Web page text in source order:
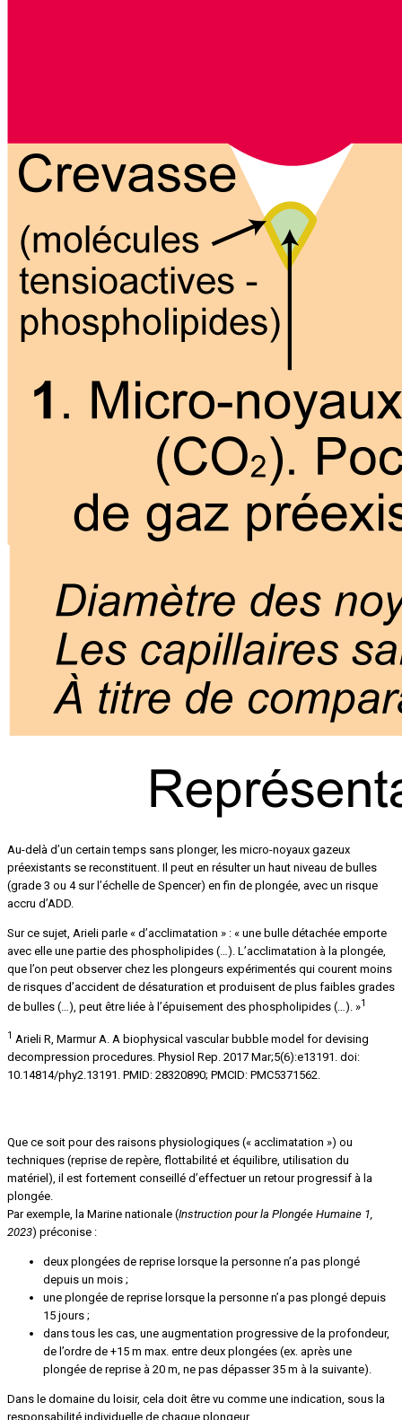
Au-delà d’un certain temps sans plonger, les micro-noyaux gazeux
préexistants se reconstituent. Il peut en résulter un haut niveau de bulles
(grade 3 ou 4 sur l’échelle de Spencer) en fin de plongée, avec un risque
accru d’ADD.
Sur ce sujet, Arieli parle « d’acclimatation » : « une bulle détachée emporte
avec elle une partie des phospholipides (…). L’acclimatation à la plongée,
que l’on peut observer chez les plongeurs expérimentés qui courent moins
de risques d’accident de désaturation et produisent de plus faibles grades
de bulles (…), peut être liée à l’épuisement des phospholipides (…). »1
1 Arieli R, Marmur A. A biophysical vascular bubble model for devising
decompression procedures. Physiol Rep. 2017 Mar;5(6):e13191. doi:
10.14814/phy2.13191. PMID: 28320890; PMCID: PMC5371562.
Que ce soit pour des raisons physiologiques (« acclimatation ») ou
techniques (reprise de repère, flottabilité et équilibre, utilisation du
matériel), il est fortement conseillé d’effectuer un retour progressif à la
plongée.
Par exemple, la Marine nationale (Instruction pour la Plongée Humaine 1,
2023) préconise :
deux plongées de reprise lorsque la personne n’a pas plongé
depuis un mois ;
une plongée de reprise lorsque la personne n’a pas plongé depuis
15 jours ;
dans tous les cas, une augmentation progressive de la profondeur,
de l’ordre de +15 m max. entre deux plongées (ex. après une
plongée de reprise à 20 m, ne pas dépasser 35 m à la suivante).
Dans le domaine du loisir, cela doit être vu comme une indication, sous la
responsabilité individuelle de chaque plongeur.